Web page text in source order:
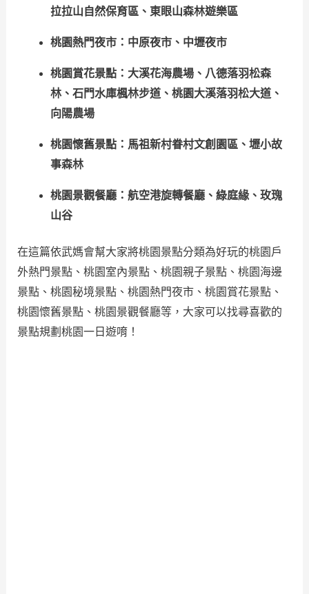
拉拉山自然保育區、東眼山森林遊樂區
桃園熱門夜市：中原夜市、中壢夜市
桃園賞花景點：大溪花海農場、八德落羽松森
林、石門水庫楓林步道、桃園大溪落羽松大道、
向陽農場
桃園懷舊景點：馬祖新村眷村文創園區、壢小故
事森林
桃園景觀餐廳：航空港旋轉餐廳、綠庭緣、玫瑰
山谷
在這篇依武媽會幫大家將桃園景點分類為好玩的桃園戶
外熱門景點、桃園室內景點、桃園親子景點、桃園海邊
景點、桃園秘境景點、桃園熱門夜市、桃園賞花景點、
桃園懷舊景點、桃園景觀餐廳等，大家可以找尋喜歡的
景點規劃桃園一日遊唷！